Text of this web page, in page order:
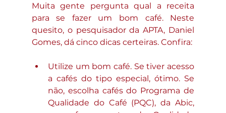
Muita gente pergunta qual a receita
para se fazer um bom café. Neste
quesito, o pesquisador da APTA, Daniel
Gomes, dá cinco dicas certeiras. Confira:
Utilize um bom café. Se tiver acesso
a cafés do tipo especial, ótimo. Se
não, escolha cafés do Programa de
Qualidade do Café (PQC), da Abic,